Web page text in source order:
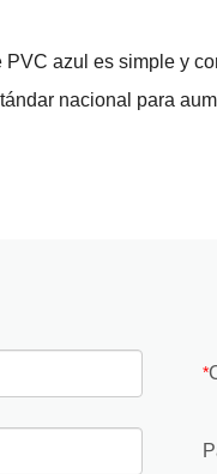
azul es simple y
nacional para
*